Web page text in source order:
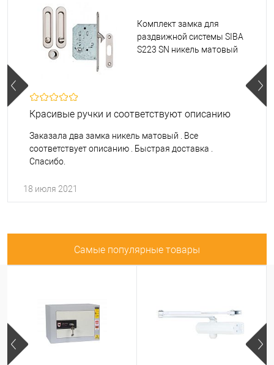
Комплект замка для
раздвижной системы SIBA
S223 SN никель матовый
Красивые ручки и соответствуют описанию
Заказала два замка никель матовый . Все
соответствует описанию . Быстрая доставка .
Спасибо.
18 июля 2021
Самые популярные товары